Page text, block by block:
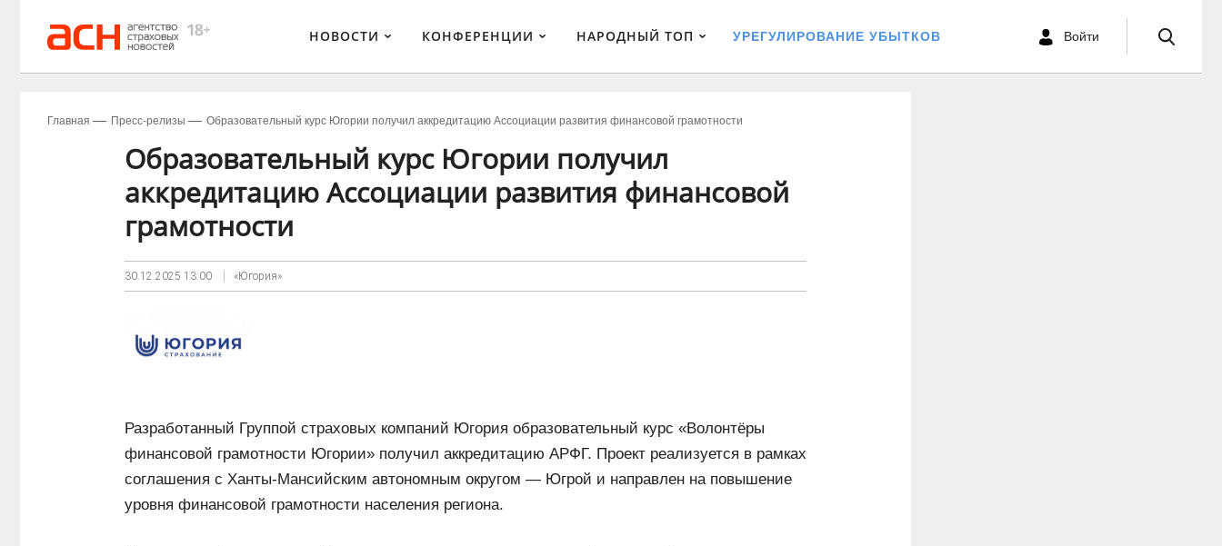
НОВОСТИ КОНФЕРЕНЦИИ НАРОДНЫЙ ТОП УРЕГУЛИРОВАНИЕ УБЫТКОВ Войти
Главная Пресс-релизы Образовательный курс Югории получил аккредитацию Ассоциации развития финансовой грамотности
Образовательный курс Югории получил
аккредитацию Ассоциации развития финансовой
грамотности
30.12.2025 13:00 «Югория»
Разработанный Группой страховых компаний Югория образовательный курс «Волонтёры
финансовой грамотности Югории» получил аккредитацию АРФГ. Проект реализуется в рамках
соглашения с Ханты-Мансийским автономным округом — Югрой и направлен на повышение
уровня финансовой грамотности населения региона.